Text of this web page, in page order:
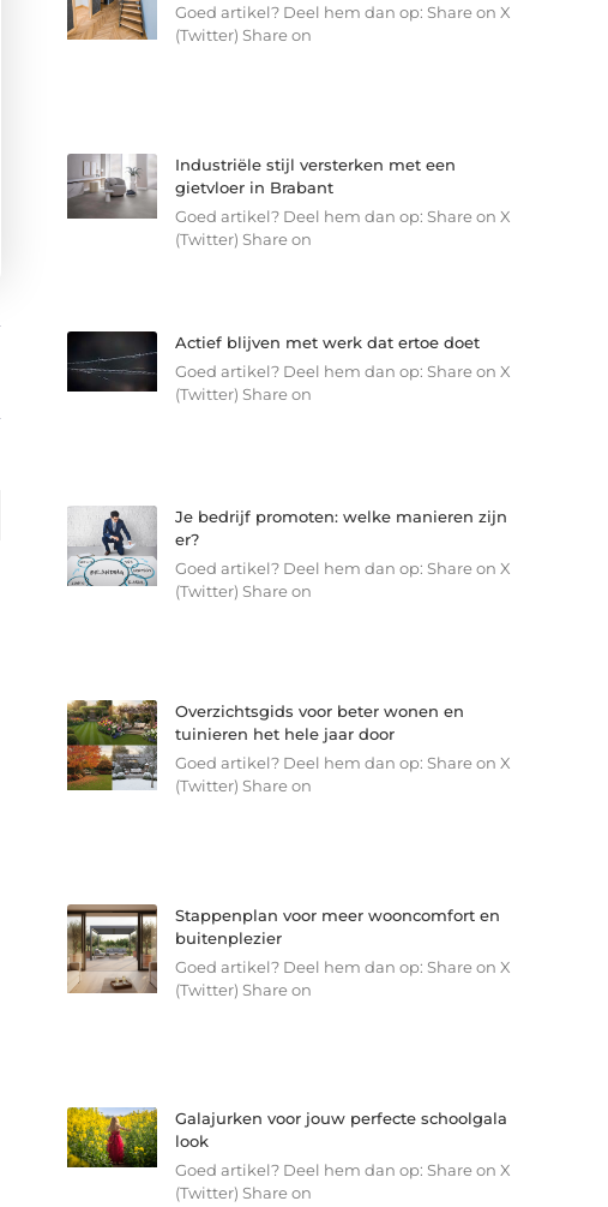
Goed artikel? Deel hem dan op: Share on X
(Twitter) Share on
Industriële stijl versterken met een
gietvloer in Brabant
Goed artikel? Deel hem dan op: Share on X
(Twitter) Share on
Actief blijven met werk dat ertoe doet
Goed artikel? Deel hem dan op: Share on X
(Twitter) Share on
Je bedrijf promoten: welke manieren zijn
er?
Goed artikel? Deel hem dan op: Share on X
(Twitter) Share on
Overzichtsgids voor beter wonen en
tuinieren het hele jaar door
Goed artikel? Deel hem dan op: Share on X
(Twitter) Share on
Stappenplan voor meer wooncomfort en
buitenplezier
Goed artikel? Deel hem dan op: Share on X
(Twitter) Share on
Galajurken voor jouw perfecte schoolgala
look
Goed artikel? Deel hem dan op: Share on X
(Twitter) Share on